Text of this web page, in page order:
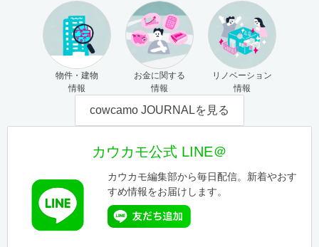
物件・建物
情報
お金に関する
情報
リノベーション
情報
cowcamo JOURNALを見る
カウカモ公式 LINE＠
カウカモ編集部から毎日配信。新着やおす
すめ情報をお届けします。